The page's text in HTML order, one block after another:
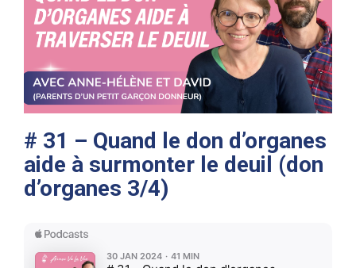
# 31 – Quand le don d’organes
aide à surmonter le deuil (don
d’organes 3/4)